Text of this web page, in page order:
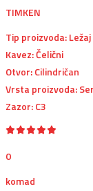
TIMKEN
Tip proizvoda: Ležaj
Kavez: Čelični
Otvor: Cilindričan
Vrsta proizvoda:
Zazor: C3
0
komad